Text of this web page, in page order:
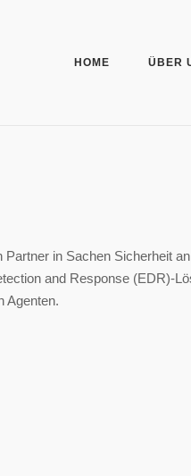
HOME ÜBER
in Sachen Sicherheit
and Response (EDR)-
Agenten.